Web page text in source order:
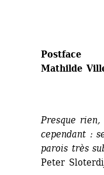
Postface
Mathilde
Presque
cependant :
parois très
Peter